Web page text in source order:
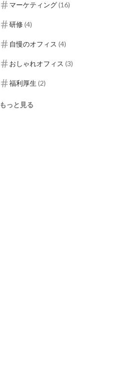
マーケティング(16)
研修(4)
自慢のオフィス (4)
おしゃれオフィス (3)
福利厚生 (2)
もっと見る